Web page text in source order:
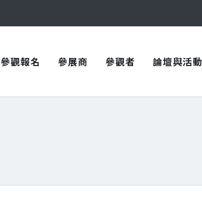
參觀報名 參展商 參觀者 論壇與活動